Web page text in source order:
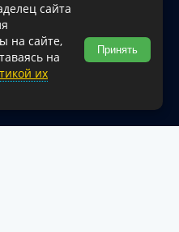
информации ссылка
обязательна
интернет-портал
округа.
сайта
на сайте,
на
их
Принять